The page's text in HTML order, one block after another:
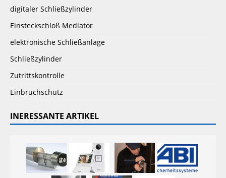
digitaler Schließzylinder
Einsteckschloß Mediator
elektronische Schließanlage
Schließzylinder
Zutrittskontrolle
Einbruchschutz
INERESSANTE ARTIKEL